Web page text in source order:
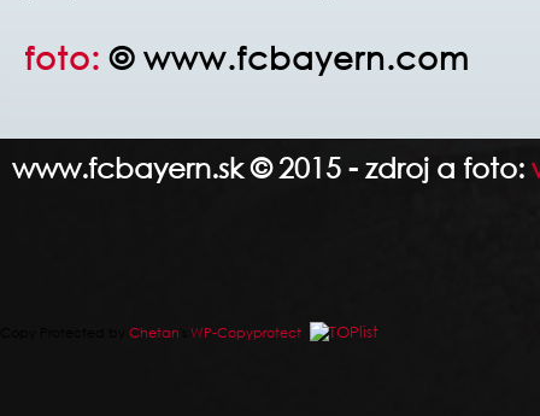
foto: © www.fcbayern.com
www.fcbayern.sk © 2015 - zdroj a foto:
Chetan WP-Copyprotect